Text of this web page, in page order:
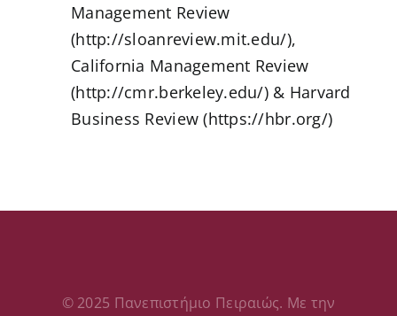
Management Review
(http://sloanreview.mit.edu/),
California Management Review
(http://cmr.berkeley.edu/) & Harvard
Business Review (https://hbr.org/)
© 2025 Πανεπιστήμιο Πειραιώς. Με την